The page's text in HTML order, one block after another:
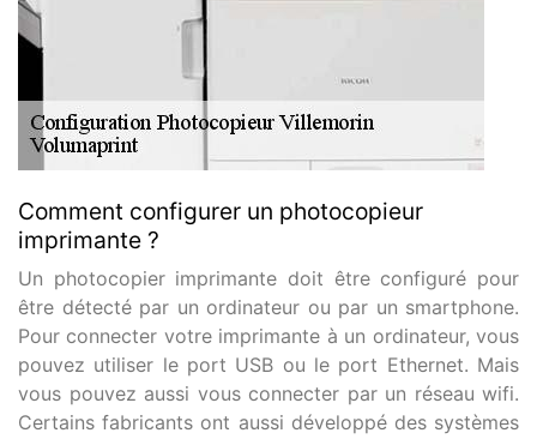
Comment configurer un photocopieur
imprimante ?
Un photocopier imprimante doit être configuré pour
être détecté par un ordinateur ou par un smartphone.
Pour connecter votre imprimante à un ordinateur, vous
pouvez utiliser le port USB ou le port Ethernet. Mais
vous pouvez aussi vous connecter par un réseau wifi.
Certains fabricants ont aussi développé des systèmes